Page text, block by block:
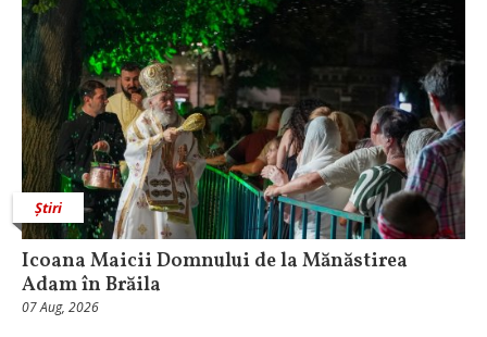
Știri
Icoana Maicii Domnului de la Mănăstirea
Adam în Brăila
07 Aug, 2026